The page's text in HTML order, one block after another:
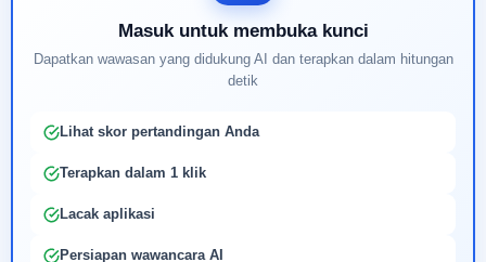
Masuk untuk membuka kunci
Dapatkan wawasan yang didukung AI dan terapkan dalam hitungan
detik
Lihat skor pertandingan Anda
Terapkan dalam 1 klik
Lacak aplikasi
Persiapan wawancara AI